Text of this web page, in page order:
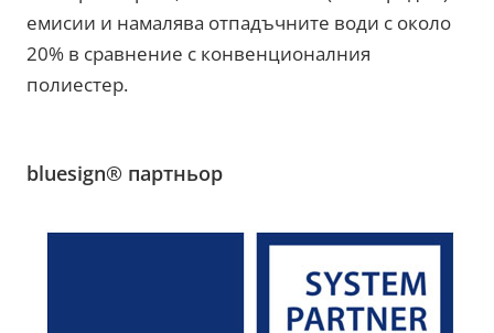
емисии и намалява отпадъчните води с около
20% в сравнение с конвенционалния
полиестер.
bluesign® партньор